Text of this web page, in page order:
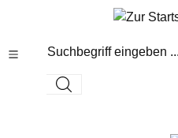
Suchbegriff eingeben ...